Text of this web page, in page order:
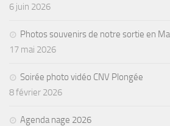
6 juin 2026
Photos souvenirs de notre sortie en
17 mai 2026
Soirée photo vidéo CNV Plongée
8 février 2026
Agenda nage 2026